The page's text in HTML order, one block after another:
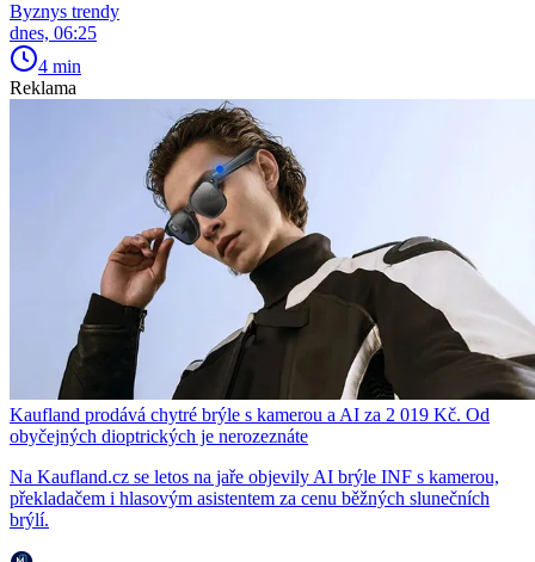
Byznys trendy
dnes, 06:25
4 min
Reklama
Kaufland prodává chytré brýle s kamerou a AI za 2 019 Kč. Od
obyčejných dioptrických je nerozeznáte
Na Kaufland.cz se letos na jaře objevily AI brýle INF s kamerou,
překladačem i hlasovým asistentem za cenu běžných slunečních
brýlí.